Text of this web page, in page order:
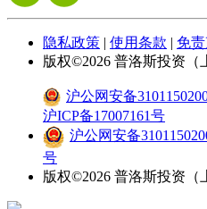
隐私政策 | 使用条款 | 免
版权©2026 普洛斯投资（
沪公网安备
沪ICP备17007161号
沪公网安备
号
版权©2026 普洛斯投资（